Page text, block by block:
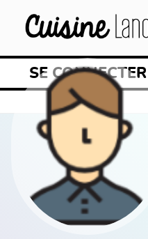
SE CONNECTER